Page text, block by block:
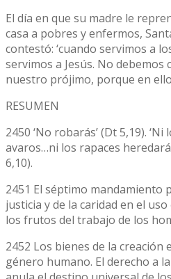
El día en que su madre le
casa a pobres y enfermos,
contestó: ‘cuando servimos a
servimos a Jesús. No debemos
nuestro prójimo, porque en
RESUMEN
2450 ‘No robarás’ (Dt 5,19).
avaros…ni los rapaces
6,10).
2451 El séptimo mandamiento
justicia y de la caridad en el
los frutos del trabajo de los
2452 Los bienes de la creación
género humano. El derecho a